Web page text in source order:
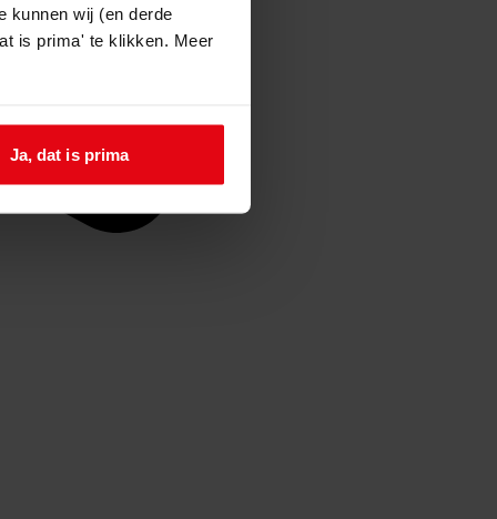
kunnen wij (en derde
is prima' te klikken. Meer
Ja, dat is prima